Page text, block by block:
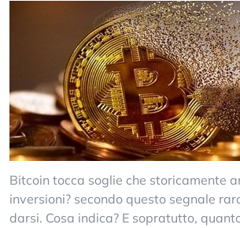
Bitcoin tocca soglie che storicamente
inversioni? secondo questo segnale
darsi. Cosa indica? E sopratutto,